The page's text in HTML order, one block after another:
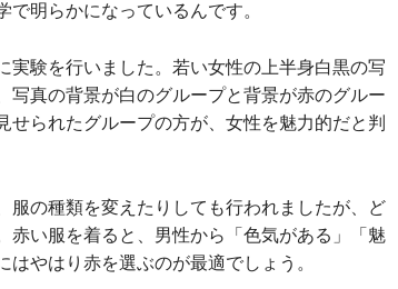
明らかになっているんです。
験を行いました。若い女性の上半身白黒の写
写真の背景が白のグループと背景が赤のグルー
せられたグループの方が、女性を魅力的だと判
の種類を変えたりしても行われましたが、ど
赤い服を着ると、男性から「色気がある」「魅
やはり赤を選ぶのが最適でしょう。